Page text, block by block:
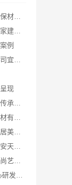
例
现